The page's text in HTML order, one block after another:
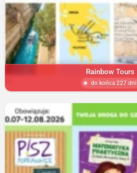
Rainbow Tours
do końca 227 dni